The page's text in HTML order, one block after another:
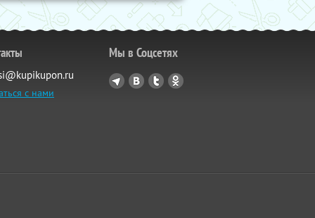
с нами
Мы в Соцсетях